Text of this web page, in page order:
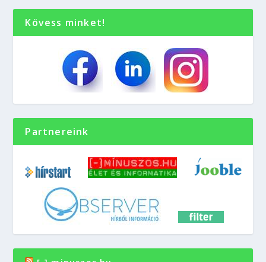
Kövess minket!
Partnereink